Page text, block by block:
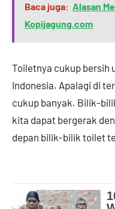
Baca juga: Alasan
Kopijagung.com
Toiletnya cukup bersih
Indonesia. Apalagi di
cukup banyak. Bilik-
kita dapat bergerak
depan bilik-bilik toilet